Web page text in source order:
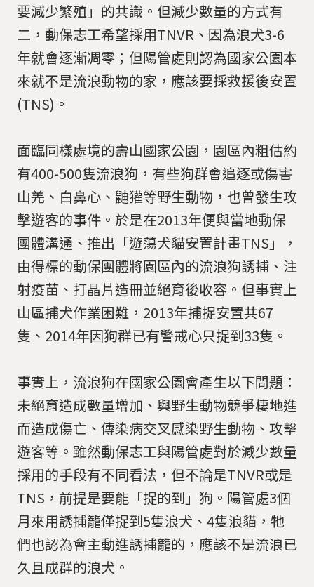
要減少繁殖」的共識。但減少數量的方式有
二，動保志工希望採用TNVR、因為浪犬3-6
年就會逐漸凋零；但陽管處則認為國家公園本
來就不是流浪動物的家，應該要採救援後安置
(TNS)。
面臨同樣處境的壽山國家公園，園區內粗估約
有400-500隻流浪狗，有些狗群會追逐或傷害
山羌、白鼻心、鼬獾等野生動物，也曾發生攻
擊遊客的事件。於是在2013年便與當地動保
團體溝通、推出「遊蕩犬貓安置計畫TNS」，
由得標的動保團體將園區內的流浪狗誘捕、注
射疫苗、打晶片造冊並絕育後收容。但事實上
山區捕犬作業困難，2013年捕捉安置共67
隻、2014年因狗群已有警戒心只捉到33隻。
事實上，流浪狗在國家公園會產生以下問題：
未絕育造成數量增加、與野生動物競爭棲地進
而造成傷亡、傳染病交叉感染野生動物、攻擊
遊客等。雖然動保志工與陽管處對於減少數量
採用的手段有不同看法，但不論是TNVR或是
TNS，前提是要能「捉的到」狗。陽管處3個
月來用誘捕籠僅捉到5隻浪犬、4隻浪貓，牠
們也認為會主動進誘捕籠的，應該不是流浪已
久且成群的浪犬。